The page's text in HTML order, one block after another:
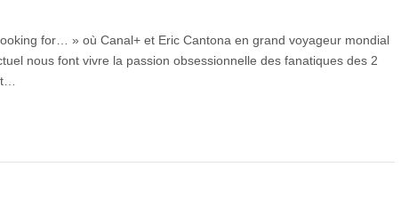
for… » où Canal+ et Eric Cantona en grand voyageur mondial
nous font vivre la passion obsessionnelle des fanatiques des 2